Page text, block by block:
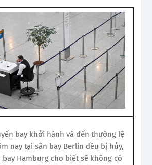
bay khởi hành và đến thường lệ
nay tại sân bay Berlin đều bị hủy,
Hamburg cho biết sẽ không có